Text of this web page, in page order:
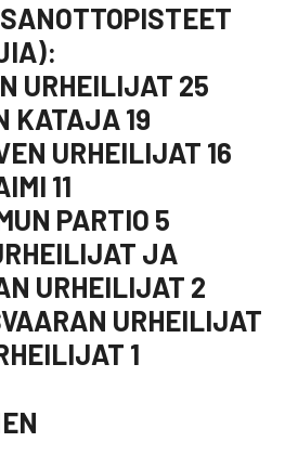
URHEILIJAT 25
KATAJA 19
URHEILIJAT 16
11
PARTIO 5
JA
URHEILIJAT 2
URHEILIJAT
1